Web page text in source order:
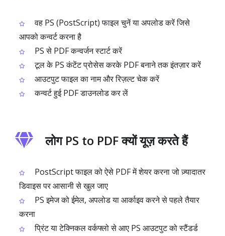
वह PS (PostScript) फाइल चुनें या अपलोड करें जिसे
आपको कन्वर्ट करना है
PS से PDF कन्वर्जन स्टार्ट करें
टूल के PS कंटेंट प्रोसेस करके PDF बनाने तक इंतज़ार करें
आउटपुट फाइल का नाम और रिज़ल्ट चेक करें
कन्वर्ट हुई PDF डाउनलोड कर लें
लोग PS to PDF क्यों यूज़ करते हैं
PostScript फाइल को ऐसे PDF में शेयर करना जो ज़्यादातर
डिवाइस पर आसानी से खुल जाए
PS इमेज को ईमेल, अपलोड या आर्काइव करने से पहले तैयार
करना
प्रिंट या टेक्निकल वर्कफ्लो से आए PS आउटपुट को स्टैंडर्ड